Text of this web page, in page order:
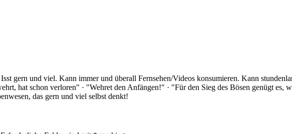
gern und viel. Kann immer und überall Fernsehen/Videos konsumieren. Kann
hat schon verloren" · "Wehret den Anfängen!" · "Für den Sieg des Bösen genügt es,
das gern und viel selbst denkt!